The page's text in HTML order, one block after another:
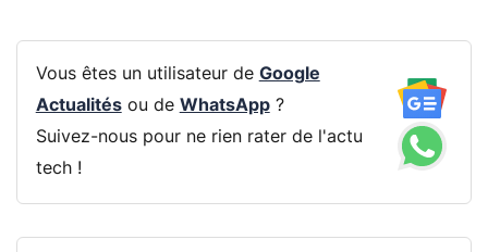
Vous êtes un utilisateur de Google
Actualitésou de WhatsApp?
Suivez-nous pour ne rien rater de l'actu
tech !